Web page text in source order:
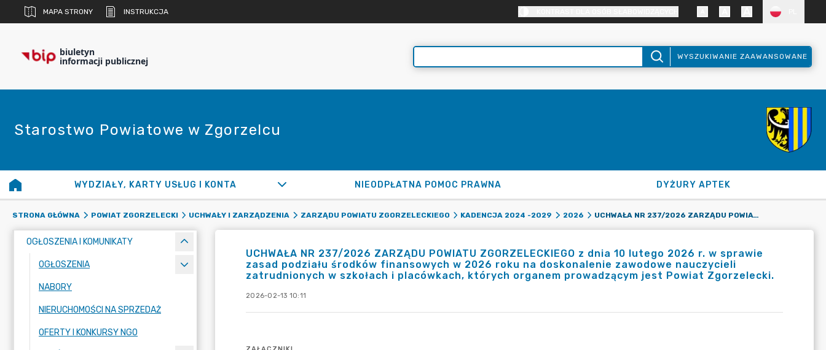
MAPA STRONY INSTRUKCJA
biuletyn
informacji publicznej WYSZUKIWANIE ZAAWANSOWANE
Starostwo Powiatowe w Zgorzelcu
WYDZIAŁY, KARTY USŁUG I KONTA NIEODPŁATNA POMOC PRAWNA DYŻURY APTEK
STRONA GŁÓWNA POWIAT ZGORZELECKI UCHWAŁY I ZARZĄDZENIA ZARZĄDU POWIATU ZGORZELECKIEGO KADENCJA 2024 -2029 2026 UCHWAŁA NR 237/2026 ZARZĄDU POWIATU ZGORZELECKIEGO Z DNIA 10 LUTEGO 2026 R. W SPRAWIE ZASAD PODZIAŁU ŚRODKÓW FINANSOWYCH W 2026 ROKU NA DOSKONALENIE ZAWODOWE NAUCZYCIELI ZATRUDNIONYCH W SZKOŁACH I PLACÓWKACH, KTÓRYCH ORGANEM PROWADZĄCYM JEST POWIAT ZGORZELECKI.
OGŁOSZENIA I KOMUNIKATY
OGŁOSZENIA
NABORY
NIERUCHOMOŚCI NA SPRZEDAŻ
OFERTY I KONKURSY NGO
UCHWAŁA NR 237/2026 ZARZĄDU POWIATU ZGORZELECKIEGO z dnia 10 lutego 2026 r. w sprawie
zasad podziału środków finansowych w 2026 roku na doskonalenie zawodowe nauczycieli
zatrudnionych w szkołach i placówkach, których organem prowadzącym jest Powiat Zgorzelecki.
2026-02-13 10:11